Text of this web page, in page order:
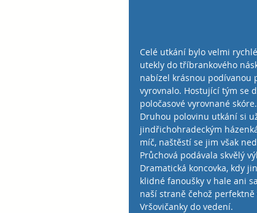
Celé utkání bylo velmi
utekly do tříbrankového
nabízel krásnou podívanou
vyrovnalo. Hostující tým se
poločasové vyrovnané skóre.
Druhou polovinu utkání si
jindřichohradeckým
míč, naštěstí se jim však
Průchová podávala skvělý
Dramatická koncovka, kdy
klidné fanoušky v hale ani
naší straně čehož
Vršovičanky do vedení.